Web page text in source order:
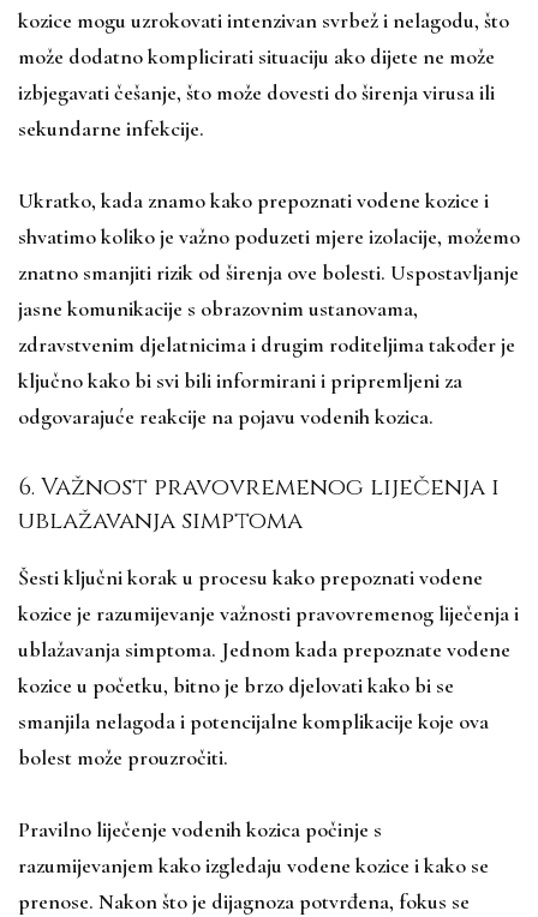
kozice mogu uzrokovati intenzivan svrbež i nelagodu, što
može dodatno komplicirati situaciju ako dijete ne može
izbjegavati češanje, što može dovesti do širenja virusa ili
sekundarne infekcije.
Ukratko, kada znamo kako prepoznati vodene kozice i
shvatimo koliko je važno poduzeti mjere izolacije, možemo
znatno smanjiti rizik od širenja ove bolesti. Uspostavljanje
jasne komunikacije s obrazovnim ustanovama,
zdravstvenim djelatnicima i drugim roditeljima također je
ključno kako bi svi bili informirani i pripremljeni za
odgovarajuće reakcije na pojavu vodenih kozica.
6. Važnost pravovremenog liječenja i
ublažavanja simptoma
Šesti ključni korak u procesu kako prepoznati vodene
kozice je razumijevanje važnosti pravovremenog liječenja i
ublažavanja simptoma. Jednom kada prepoznate vodene
kozice u početku, bitno je brzo djelovati kako bi se
smanjila nelagoda i potencijalne komplikacije koje ova
bolest može prouzročiti.
Pravilno liječenje vodenih kozica počinje s
razumijevanjem kako izgledaju vodene kozice i kako se
prenose. Nakon što je dijagnoza potvrđena, fokus se